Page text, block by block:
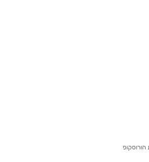
הורוסקופ